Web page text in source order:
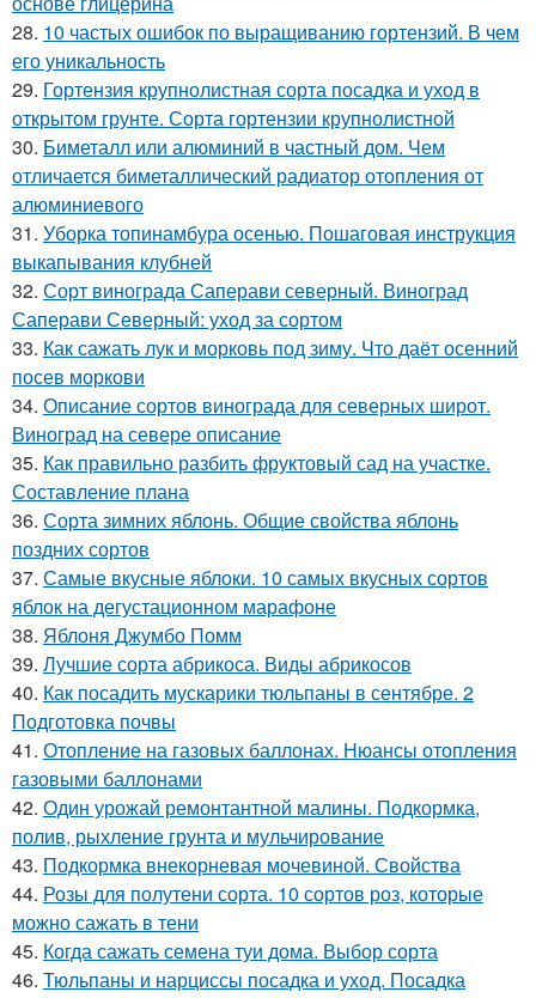
28. 10 частых ошибок по выращиванию гортензий. В чем
его уникальность
29. Гортензия крупнолистная сорта посадка и уход в
открытом грунте. Сорта гортензии крупнолистной
30. Биметалл или алюминий в частный дом. Чем
отличается биметаллический радиатор отопления от
алюминиевого
31. Уборка топинамбура осенью. Пошаговая инструкция
выкапывания клубней
32. Сорт винограда Саперави северный. Виноград
Саперави Северный: уход за сортом
33. Как сажать лук и морковь под зиму. Что даёт осенний
посев моркови
34. Описание сортов винограда для северных широт.
Виноград на севере описание
35. Как правильно разбить фруктовый сад на участке.
Составление плана
36. Сорта зимних яблонь. Общие свойства яблонь
поздних сортов
37. Самые вкусные яблоки. 10 самых вкусных сортов
яблок на дегустационном марафоне
38. Яблоня Джумбо Помм
39. Лучшие сорта абрикоса. Виды абрикосов
40. Как посадить мускарики тюльпаны в сентябре. 2
Подготовка почвы
41. Отопление на газовых баллонах. Нюансы отопления
газовыми баллонами
42. Один урожай ремонтантной малины. Подкормка,
полив, рыхление грунта и мульчирование
43. Подкормка внекорневая мочевиной. Свойства
44. Розы для полутени сорта. 10 сортов роз, которые
можно сажать в тени
45. Когда сажать семена туи дома. Выбор сорта
46. Тюльпаны и нарциссы посадка и уход. Посадка